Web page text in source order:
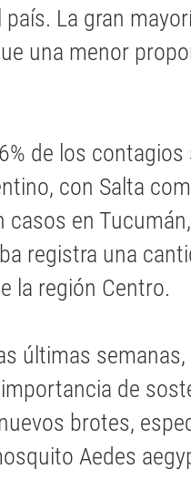
La gran
una menor
de los
con Salta
en
registra una
la región Centro.
últimas semanas,
de
brotes,
Aedes